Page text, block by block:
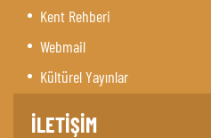
Kent Rehberi
Webmail
Kültürel Yayınlar
İLETİŞİM